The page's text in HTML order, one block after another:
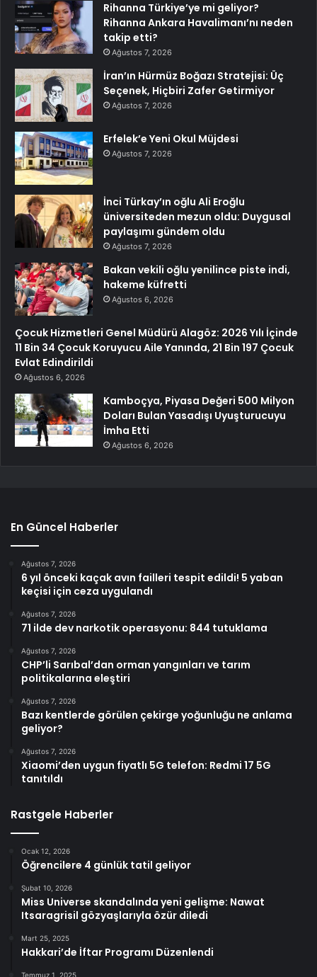
Rihanna Türkiye’ye mi geliyor?
Rihanna Ankara Havalimanı’nı neden
takip etti?
Ağustos 7, 2026
İran’ın Hürmüz Boğazı Stratejisi: Üç
Seçenek, Hiçbiri Zafer Getirmiyor
Ağustos 7, 2026
Erfelek’e Yeni Okul Müjdesi
Ağustos 7, 2026
İnci Türkay’ın oğlu Ali Eroğlu
üniversiteden mezun oldu: Duygusal
paylaşımı gündem oldu
Ağustos 7, 2026
Bakan vekili oğlu yenilince piste indi,
hakeme küfretti
Ağustos 6, 2026
Çocuk Hizmetleri Genel Müdürü Alagöz: 2026 Yılı İçinde
11 Bin 34 Çocuk Koruyucu Aile Yanında, 21 Bin 197 Çocuk
Evlat Edindirildi
Ağustos 6, 2026
Kamboçya, Piyasa Değeri 500 Milyon
Doları Bulan Yasadışı Uyuşturucuyu
İmha Etti
Ağustos 6, 2026
En Güncel Haberler
Ağustos 7, 2026
6 yıl önceki kaçak avın failleri tespit edildi! 5 yaban
keçisi için ceza uygulandı
Ağustos 7, 2026
71 ilde dev narkotik operasyonu: 844 tutuklama
Ağustos 7, 2026
CHP’li Sarıbal’dan orman yangınları ve tarım
politikalarına eleştiri
Ağustos 7, 2026
Bazı kentlerde görülen çekirge yoğunluğu ne anlama
geliyor?
Ağustos 7, 2026
Xiaomi’den uygun fiyatlı 5G telefon: Redmi 17 5G
tanıtıldı
Rastgele Haberler
Ocak 12, 2026
Öğrencilere 4 günlük tatil geliyor
Şubat 10, 2026
Miss Universe skandalında yeni gelişme: Nawat
Itsaragrisil gözyaşlarıyla özür diledi
Mart 25, 2025
Hakkari’de İftar Programı Düzenlendi
Temmuz 1, 2025